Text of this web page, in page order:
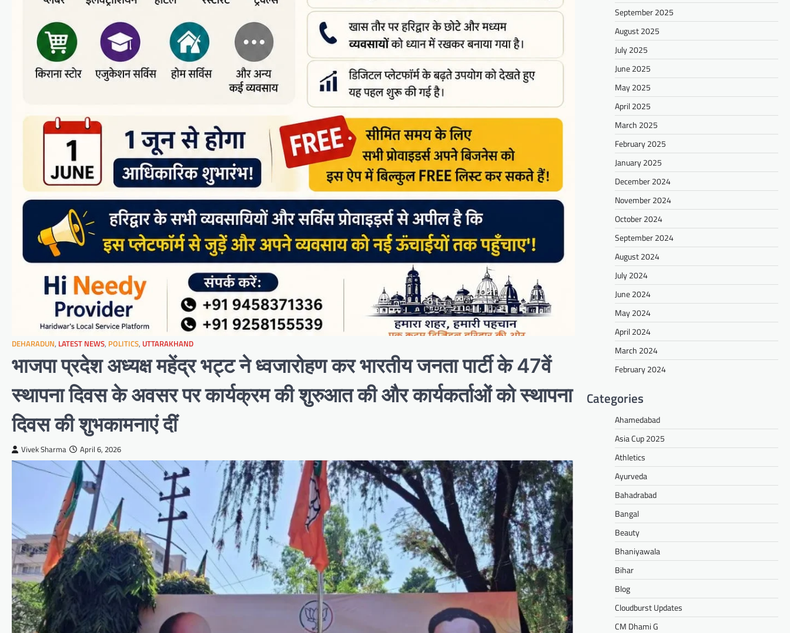
DEHARADUN, LATEST NEWS, POLITICS, UTTARAKHAND
भाजपा प्रदेश अध्यक्ष महेंद्र भट्ट ने ध्वजारोहण कर भारतीय जनता पार्टी के 47वें
स्थापना दिवस के अवसर पर कार्यक्रम की शुरुआत की और कार्यकर्ताओं को स्थापना
दिवस की शुभकामनाएं दीं
Vivek Sharma April 6, 2026
September 2025
August 2025
July 2025
June 2025
May 2025
April 2025
March 2025
February 2025
January 2025
December 2024
November 2024
October 2024
September 2024
August 2024
July 2024
June 2024
May 2024
April 2024
March 2024
February 2024
Categories
Ahamedabad
Asia Cup 2025
Athletics
Ayurveda
Bahadrabad
Bangal
Beauty
Bhaniyawala
Bihar
Blog
Cloudburst Updates
CM Dhami G